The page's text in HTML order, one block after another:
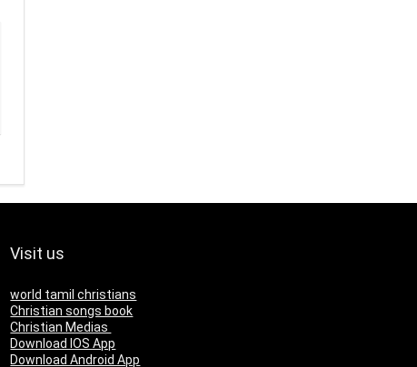
Visit us
world tamil christians
Christian songs book
Christian Medias
Download IOS App
Download Android App